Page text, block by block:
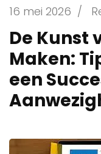
16 mei 2026 /
De Kunst
Maken:
een